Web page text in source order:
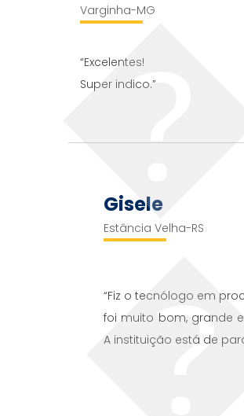
Varginha-MG
“Excelentes!
Super indico.”
Gisele
Estância Velha-RS
“Fiz o tecnólogo em
foi muito bom, grande
A instituição está de